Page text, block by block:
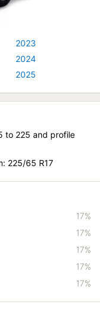
2023
2024
2025
to 225 and profile
225/65 R17
17%
17%
17%
17%
17%